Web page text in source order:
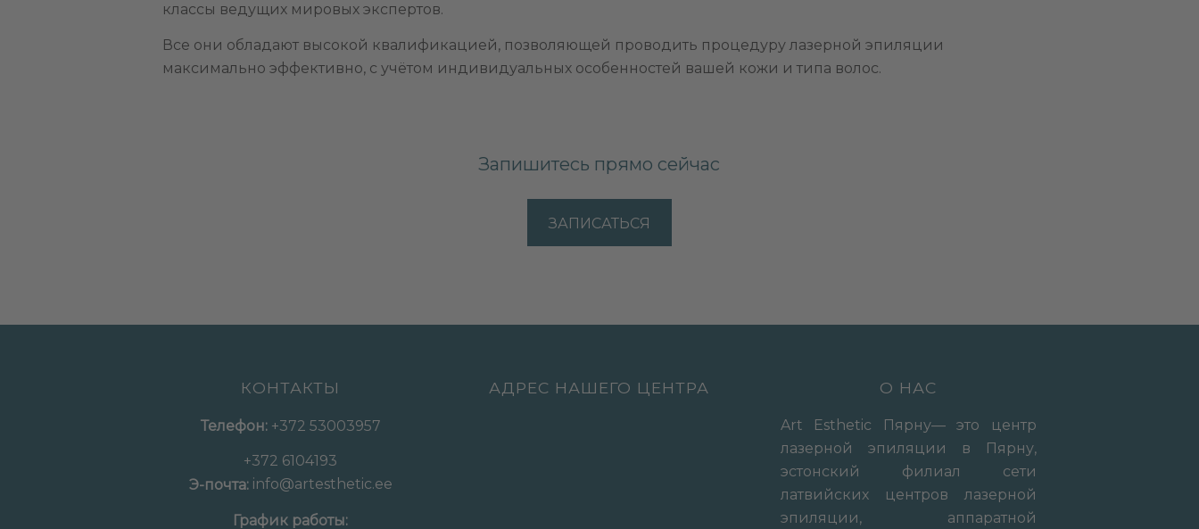
классы ведущих мировых экспертов.
Все они обладают высокой квалификацией, позволяющей проводить процедуру лазерной эпиляции
максимально эффективно, с учётом индивидуальных особенностей вашей кожи и типа волос.
Запишитесь прямо сейчас
ЗАПИСАТЬСЯ
КОНТАКТЫ
Телефон: +372 53003957
+372 6104193
Э-почта: info@artesthetic.ee
График работы:
АДРЕС НАШЕГО ЦЕНТРА О НАС
Art Esthetic Пярну— это центр
лазерной эпиляции в Пярну,
эстонский филиал сети
латвийских центров лазерной
эпиляции, аппаратной